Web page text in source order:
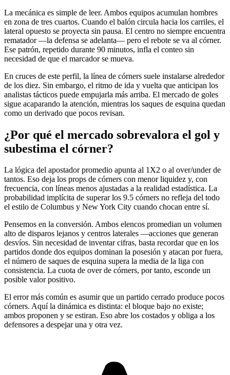
La mecánica es simple de leer. Ambos equipos acumulan hombres
en zona de tres cuartos. Cuando el balón circula hacia los carriles, el
lateral opuesto se proyecta sin pausa. El centro no siempre encuentra
rematador —la defensa se adelanta— pero el rebote se va al córner.
Ese patrón, repetido durante 90 minutos, infla el conteo sin
necesidad de que el marcador se mueva.
En cruces de este perfil, la línea de córners suele instalarse alrededor
de los diez. Sin embargo, el ritmo de ida y vuelta que anticipan los
analistas tácticos puede empujarla más arriba. El mercado de goles
sigue acaparando la atención, mientras los saques de esquina quedan
como un derivado que pocos revisan.
¿Por qué el mercado sobrevalora el gol y
subestima el córner?
La lógica del apostador promedio apunta al 1X2 o al over/under de
tantos. Eso deja los props de córners con menor liquidez y, con
frecuencia, con líneas menos ajustadas a la realidad estadística. La
probabilidad implícita de superar los 9.5 córners no refleja del todo
el estilo de Columbus y New York City cuando chocan entre sí.
Pensemos en la conversión. Ambos elencos promedian un volumen
alto de disparos lejanos y centros laterales —acciones que generan
desvíos. Sin necesidad de inventar cifras, basta recordar que en los
partidos donde dos equipos dominan la posesión y atacan por fuera,
el número de saques de esquina supera la media de la liga con
consistencia. La cuota de over de córners, por tanto, esconde un
posible valor positivo.
El error más común es asumir que un partido cerrado produce pocos
córners. Aquí la dinámica es distinta: el bloque bajo no existe;
ambos proponen y se estiran. Eso abre los costados y obliga a los
defensores a despejar una y otra vez.